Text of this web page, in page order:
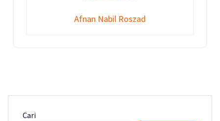
Afnan Nabil Roszad
Cari